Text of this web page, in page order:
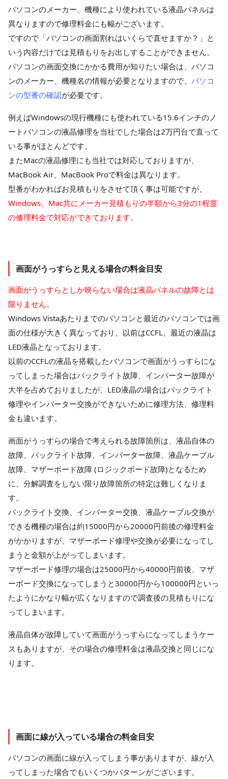
パソコンのメーカー、機種により使われている液晶パネルは
異なりますので修理料金にも幅がございます。
ですので「パソコンの画面割れはいくらで直せますか？」と
いう内容だけでは見積もりをお出しすることができません。
パソコンの画面交換にかかる費用が知りたい場合は、パソコ
ンのメーカー、機種名の情報が必要となりますので、 パソコ
ンの型番の確認が必要です。
例えばWindowsの現行機種にも使われている15.6インチのノ
ートパソコンの液晶修理を当社でした場合は2万円台で直って
いる事がほとんどです。
またMacの液晶修理にも当社では対応しておりますが、
MacBook Air、MacBook Proで料金は異なります。
型番がわかればお見積もりをさせて頂く事は可能ですが、
Windows、Mac共にメーカー見積もりの半額から3分の1程度
の修理料金で対応ができております。
画面がうっすらと見える場合の料金目安
画面がうっすらとしか映らない場合は液晶パネルの故障とは
限りません。
Windows Vistaあたりまでのパソコンと最近のパソコンでは画
面の仕様が大きく異なっており、以前はCCFL、最近の液晶は
LED液晶となっております。
以前のCCFLの液晶を搭載したパソコンで画面がうっすらにな
ってしまった場合はバックライト故障、インバーター故障が
大半を占めておりましたが、LED液晶の場合はバックライト
修理やインバーター交換ができないために修理方法、修理料
金も違います。
画面がうっすらの場合で考えられる故障箇所は、液晶自体の
故障、バックライト故障、インバーター故障、液晶ケーブル
故障、マザーボード故障 (ロジックボード故障)となるため
に、分解調査をしない限り故障箇所の特定は難しくなりま
す。
バックライト交換、インバーター交換、液晶ケーブル交換が
できる機種の場合は約15000円から20000円前後の修理料金
がかかりますが、マザーボード修理や交換が必要になってし
まうと金額が上がってしまいます。
マザーボード修理の場合は25000円から40000円前後、マザ
ーボード交換になってしまうと30000円から100000円といっ
たようにかなり幅が広くなりますので調査後の見積もりにな
ってしまいます。
液晶自体が故障していて画面がうっすらになってしまうケー
スもありますが、その場合の修理料金は液晶交換と同じにな
ります。
画面に線が入っている場合の料金目安
パソコンの画面に線が入ってしまう事がありますが、線が入
ってしまった場合でもいくつかパターンがございます。